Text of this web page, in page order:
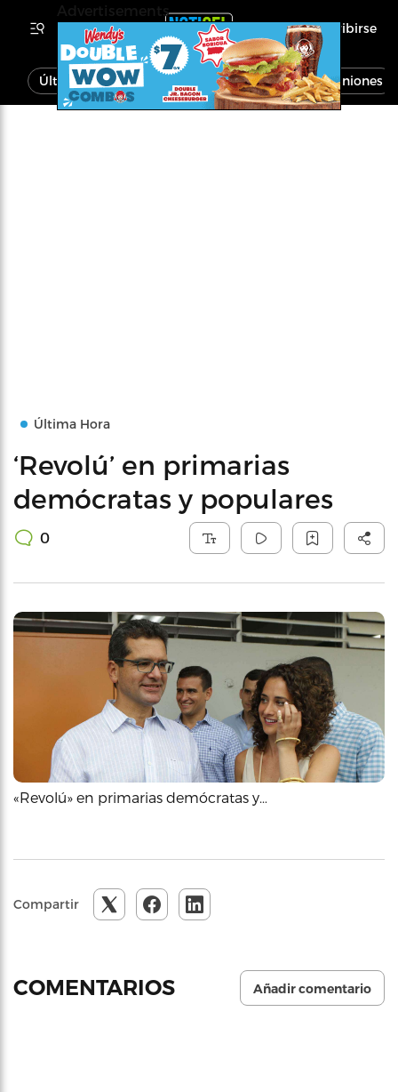
Inscribirse
Última Hora Noticias Economía Opiniones
Última Hora
‘Revolú’ en primarias
demócratas y populares
0
«Revolú» en primarias demócratas y…
Compartir
COMENTARIOS Añadir comentario
Advertisements